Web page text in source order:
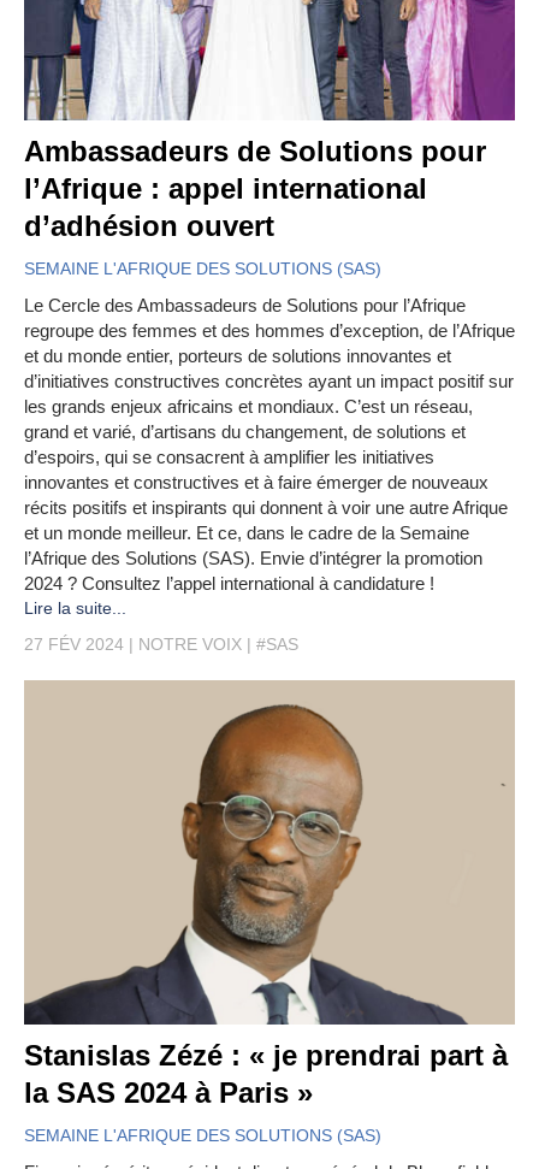
Ambassadeurs de Solutions pour
l’Afrique : appel international
d’adhésion ouvert
SEMAINE L'AFRIQUE DES SOLUTIONS (SAS)
Le Cercle des Ambassadeurs de Solutions pour l’Afrique
regroupe des femmes et des hommes d’exception, de l’Afrique
et du monde entier, porteurs de solutions innovantes et
d’initiatives constructives concrètes ayant un impact positif sur
les grands enjeux africains et mondiaux. C’est un réseau,
grand et varié, d’artisans du changement, de solutions et
d’espoirs, qui se consacrent à amplifier les initiatives
innovantes et constructives et à faire émerger de nouveaux
récits positifs et inspirants qui donnent à voir une autre Afrique
et un monde meilleur. Et ce, dans le cadre de la Semaine
l’Afrique des Solutions (SAS). Envie d’intégrer la promotion
2024 ? Consultez l’appel international à candidature !
Lire la suite...
27 FÉV 2024
NOTRE VOIX #SAS
Stanislas Zézé : « je prendrai part à
la SAS 2024 à Paris »
SEMAINE L'AFRIQUE DES SOLUTIONS (SAS)